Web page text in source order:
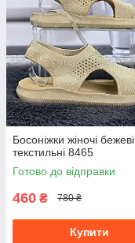
Босоніжки жіночі бежеві
текстильні 8465
Готово до відправки
460 ₴ 780 ₴
Купити